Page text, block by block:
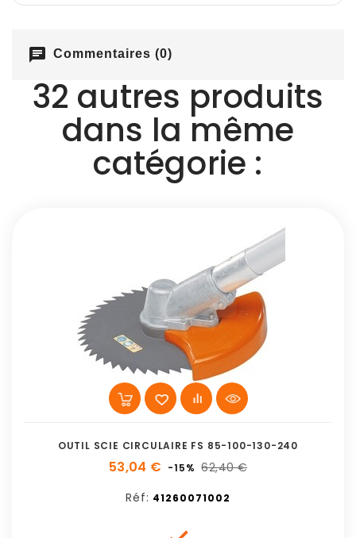
chat Commentaires (0)
32 autres produits
dans la même
catégorie :
OUTIL SCIE CIRCULAIRE FS 85-100-130-240
53,04 € -15% 62,40 €
Réf: 41260071002